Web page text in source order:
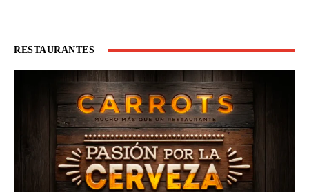
RESTAURANTES